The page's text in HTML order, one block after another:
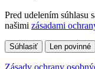
Pred udelením súhlasu
našimi zásadami
Súhlasiť Len povinné